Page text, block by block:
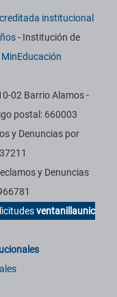
institucional
- Institución de
MinEducación
02 Barrio Alamos -
postal: 660003
y Denuncias por
y Denuncias
ventanillaunic